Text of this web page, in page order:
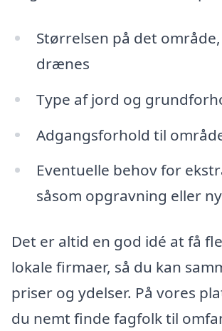
Størrelsen på det
drænes
Type af jord og
Adgangsforhold til
Eventuelle behov for
såsom opgravning eller
Det er altid en god idé at få
lokale firmaer, så du kan
priser og ydelser. På vores
du nemt finde fagfolk til